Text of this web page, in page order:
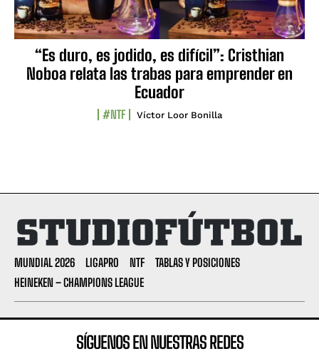
“Es duro, es jodido, es difícil”: Cristhian
Noboa relata las trabas para emprender en
Ecuador
#NTF Víctor Loor Bonilla
MUNDIAL 2026 LIGAPRO NTF
TABLAS Y POSICIONES
HEINEKEN – CHAMPIONS LEAGUE
SÍGUENOS EN NUESTRAS REDES